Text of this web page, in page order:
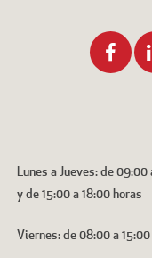
Lunes a Jueves: de 09:00
y de 15:00 a 18:00 horas
Viernes: de 08:00 a